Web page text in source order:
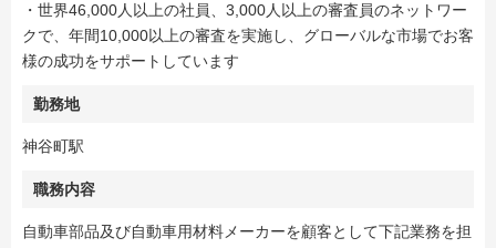
・世界46,000人以上の社員、3,000人以上の審査員のネットワー
クで、年間10,000以上の審査を実施し、グローバルな市場でお客
様の成功をサポートしています
勤務地
神谷町駅
職務内容
自動車部品及び自動車用材料メーカーを顧客として下記業務を担